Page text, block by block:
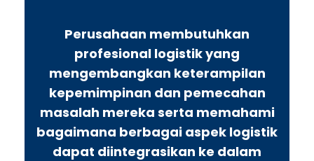
Perusahaan membutuhkan
profesional logistik yang
mengembangkan keterampilan
kepemimpinan dan pemecahan
masalah mereka serta memahami
bagaimana berbagai aspek logistik
dapat diintegrasikan ke dalam